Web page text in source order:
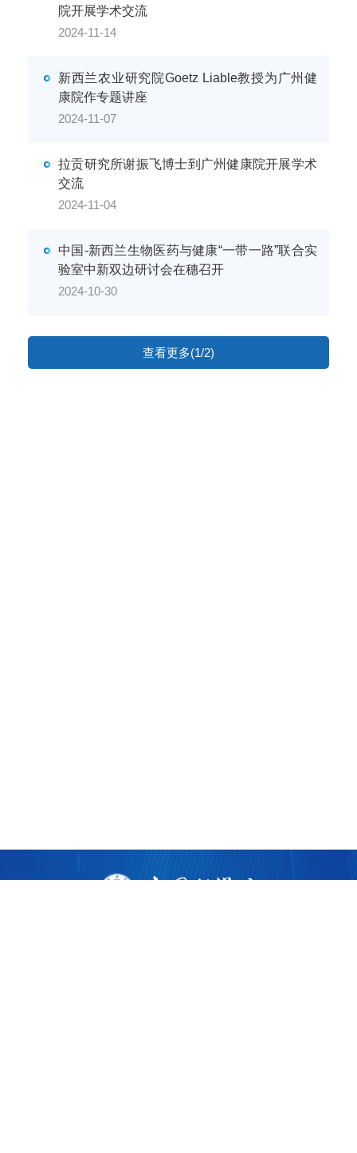
院开展学术交流
2024-11-14
新西兰农业研究院Goetz Liable教授为广州健
康院作专题讲座
2024-11-07
拉贡研究所谢振飞博士到广州健康院开展学术
交流
2024-11-04
中国-新西兰生物医药与健康“一带一路”联合实
验室中新双边研讨会在穗召开
2024-10-30
查看更多(1/2)